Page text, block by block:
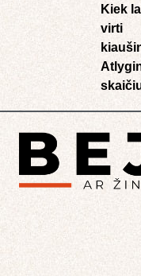
Kiek
virti